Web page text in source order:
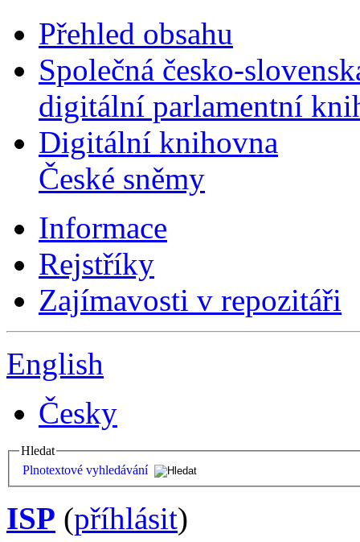
Přehled obsahu
Společná česko-
digitální parlamentní
Digitální knihovna
České sněmy
Informace
Rejstříky
Zajímavosti v repozitáři
English
Česky
Hledat
Plnotextové vyhledávání
ISP (příhlásit)